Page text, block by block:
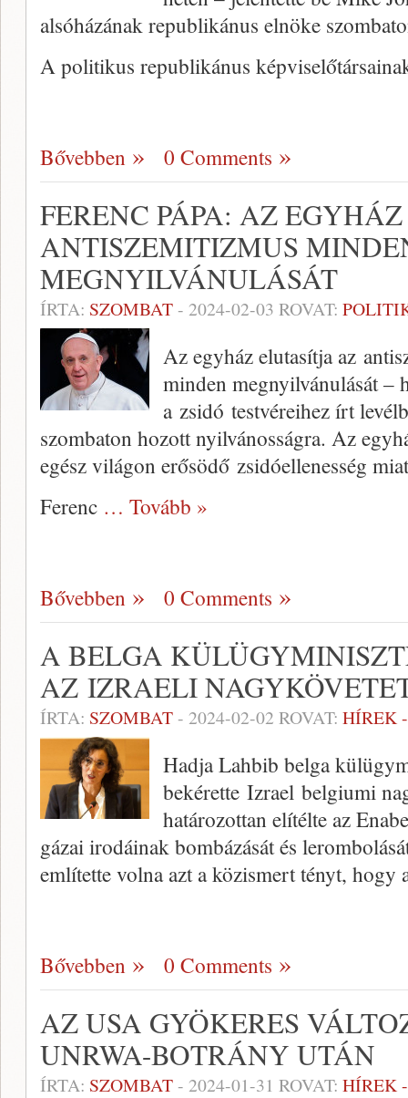
alsóházának republikánus elnöke
A politikus republikánus
Bővebben 0 Comments
FERENC PÁPA: AZ
ANTISZEMITIZMUS
MEGNYILVÁNULÁSÁT
ÍRTA: SZOMBAT- 2024-02-03 ROVAT:
Az egyház elutasítja az
minden megnyilvánulását –
a zsidó testvéreihez írt
szombaton hozott nyilvánosságra. Az
egész világon erősödő zsidóellenesség
Ferenc … Tovább »
Bővebben 0 Comments
A BELGA
AZ IZRAELI
ÍRTA: SZOMBAT- 2024-02-02 ROVAT: HÍREK
Hadja Lahbib belga
bekérette Izrael belgiumi
határozottan elítélte az
gázai irodáinak bombázását és
említette volna azt a közismert tényt, hogy
Bővebben 0 Comments
AZ USA GYÖKERES
UNRWA-BOTRÁNY UTÁN
ÍRTA: SZOMBAT- 2024-01-31 ROVAT: HÍREK